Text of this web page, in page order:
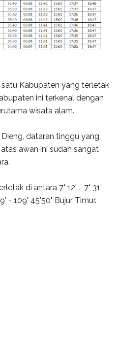
satu Kabupaten yang terletak
ini terkenal dengan
wisata alam.
dataran tinggu yang
awan ini sudah sangat
di antara 7° 12' - 7° 31'
- 109° 45'50" Bujur Timur.